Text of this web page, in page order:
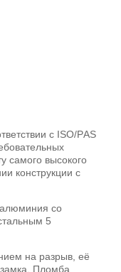
с ISО/PАS
самого высокого
конструкции с
алюминия со
5
на разрыв, её
Пломба